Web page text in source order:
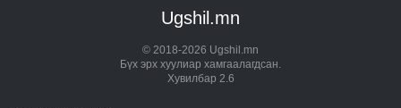
Ugshil.mn
© 2018-2026 Ugshil.mn
Бүх эрх хуулиар хамгаалагдсан.
Хувилбар 2.6